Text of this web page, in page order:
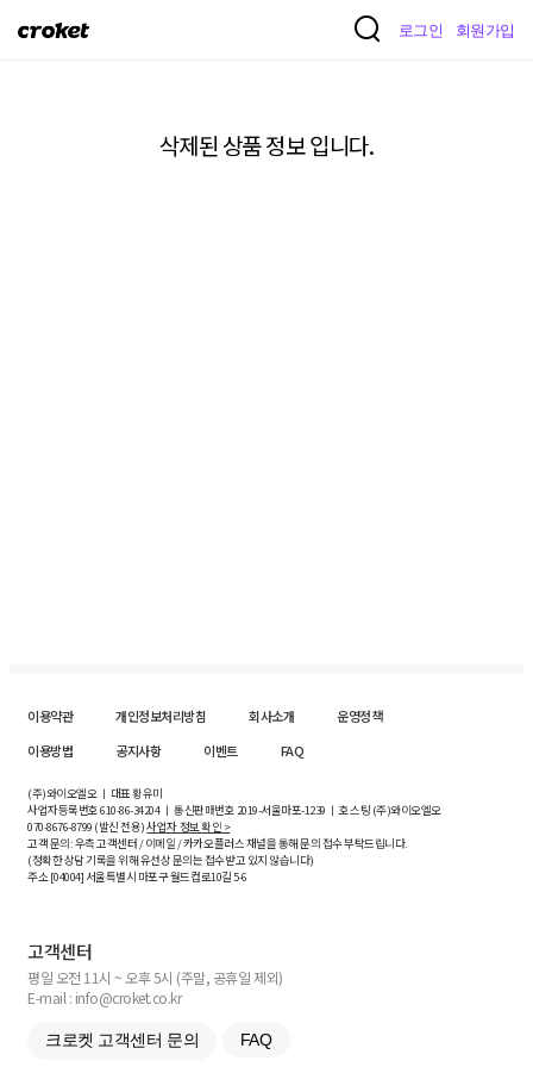
크
로그인 회원가입
삭제된 상품 정보 입니다.
이용약관 개인정보처리방침 회사소개
운영정책
이용방법
공지사항 이벤트 FAQ
(주)와이오엘오 ㅣ 대표 황유미
사업자등록번호610-86-34204ㅣ 통신판매번호 2019-서울마포-1239 ㅣ 호스팅 (주)와이오엘오
070-8676-8799 (발신 전용)사업자 정보 확인 >
고객 문의: 우측 고객센터 / 이메일 / 카카오플러스 채널을 통해 문의 접수 부탁드립니다.
(정확한 상담 기록을 위해 유선상 문의는 접수받고 있지 않습니다)
주소 [04004] 서울특별시 마포구 월드컵로10길5-6
고객센터
평일 오전 11시 ~ 오후 5시 (주말, 공휴일 제외)
E-mail : info@croket.co.kr
크로켓 고객센터 문의 FAQ